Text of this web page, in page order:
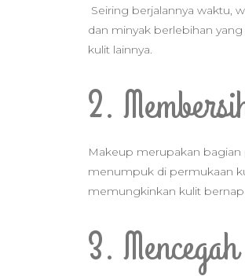
Seiring berjalannya waktu,
dan minyak berlebihan
kulit lainnya.
2.
Makeup merupakan bagian
menumpuk di permukaan
memungkinkan kulit
3.